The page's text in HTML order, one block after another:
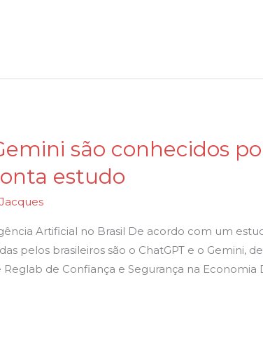
são conhecidos
estudo
Jacques
Artificial no Brasil De acordo com um
pelos brasileiros são o ChatGPT e o
de Confiança e Segurança na Economia